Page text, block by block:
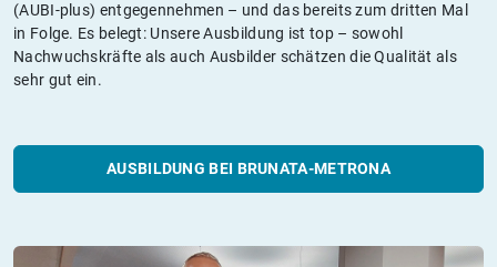
(AUBI-plus) entgegennehmen – und das bereits zum dritten Mal
in Folge. Es belegt: Unsere Ausbildung ist top – sowohl
Nachwuchskräfte als auch Ausbilder schätzen die Qualität als
sehr gut ein.
AUSBILDUNG BEI BRUNATA-METRONA